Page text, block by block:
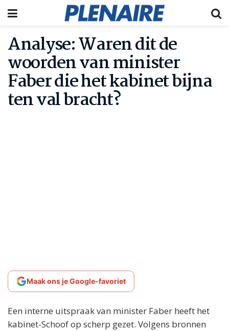
Analyse: Waren dit de
woorden van minister
Faber die het kabinet bijna
ten val bracht?
Maak ons je Google-favoriet
Een interne uitspraak van minister Faber heeft het
kabinet-Schoof op scherp gezet. Volgens bronnen